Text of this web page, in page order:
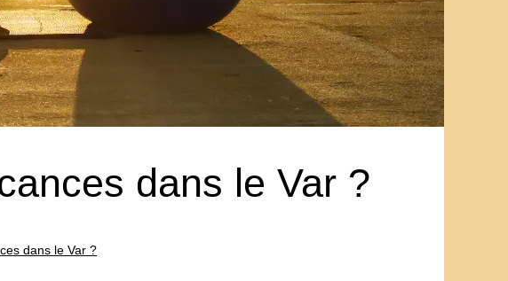
dans le Var ?
dans le Var ?